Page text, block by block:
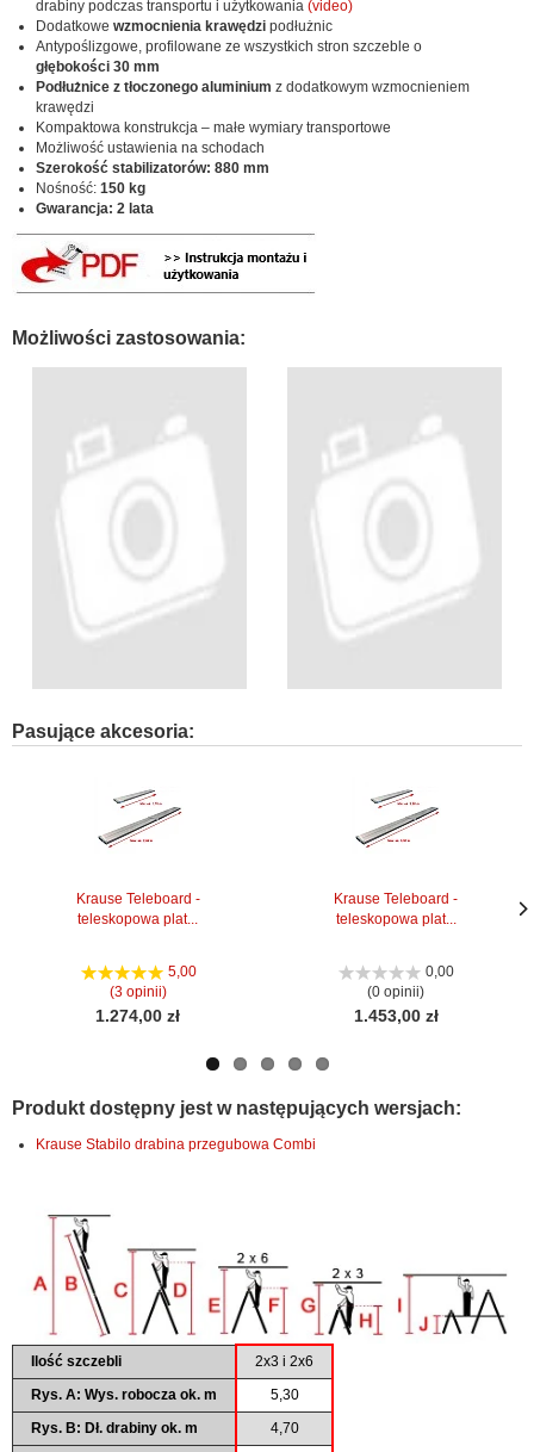
drabiny podczas transportu i użytkowania (video)
Dodatkowe wzmocnienia krawędzi podłużnic
Antypoślizgowe, profilowane ze wszystkich stron szczeble o
głębokości 30 mm
Podłużnice z tłoczonego aluminium z dodatkowym wzmocnieniem
krawędzi
Kompaktowa konstrukcja – małe wymiary transportowe
Możliwość ustawienia na schodach
Szerokość stabilizatorów: 880 mm
Nośność: 150 kg
Gwarancja: 2 lata
Możliwości zastosowania:
Pasujące akcesoria:
Krause Teleboard -
teleskopowa plat...
5,00
(3 opinii)
1.274,00 zł
Krause Teleboard -
teleskopowa plat...
0,00
(0 opinii)
1.453,00 zł
Produkt dostępny jest w następujących wersjach:
Krause Stabilo drabina przegubowa Combi
Ilość szczebli
2x3 i 2x6
Rys. A: Wys. robocza ok. m
5,30
Rys. B: Dł. drabiny ok. m
4,70